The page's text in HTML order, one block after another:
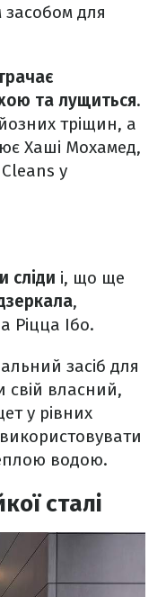
засобом для
та лущиться.
тріщин, а
Хаші Мохамед,
у
сліди і, що ще
,
Ріцца Ібо.
засіб для
власний,
у рівних
водою.
сталі